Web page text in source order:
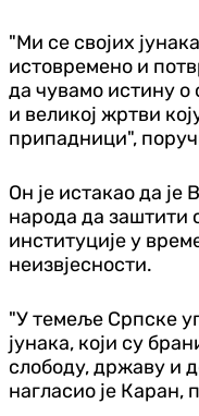
"Ми се својих
истовремено и
да чувамо истину
и великој жртви
припадници",
Он је истакао да је
народа да заштити
институције у
неизвјесности.
"У темеље Српске
јунака, који су
слободу, државу и
нагласио је Каран,